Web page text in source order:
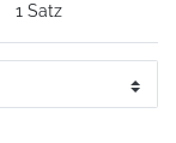
1 Satz